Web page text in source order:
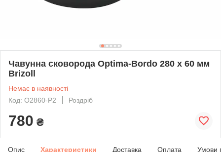
Чавунна сковорода Optima-Bordo 280 х 60 мм
Brizoll
Немає в наявності
Код: O2860-P2
Роздріб
780 ₴
Опис Характеристики Доставка Оплата Умови